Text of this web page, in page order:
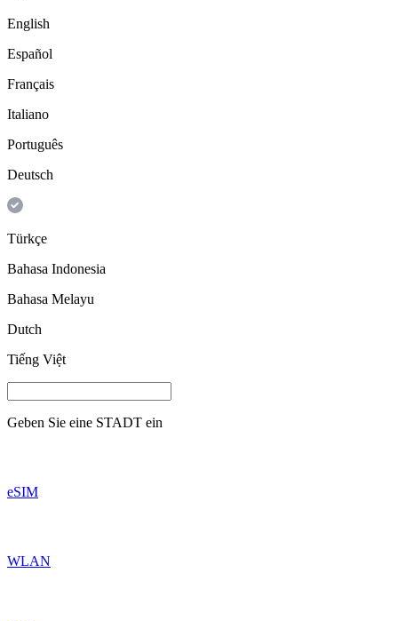
English
Español
Français
Italiano
Português
Deutsch
Türkçe
Bahasa Indonesia
Bahasa Melayu
Dutch
Tiếng Việt
Geben Sie eine STADT ein
eSIM
WLAN